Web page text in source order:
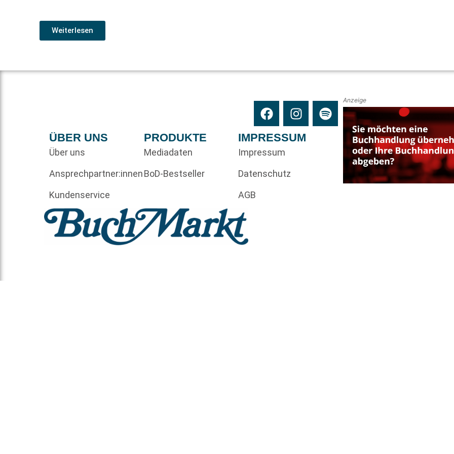
Weiterlesen
ÜBER UNS
Über uns
Ansprechpartner:innen
Kundenservice
PRODUKTE
Mediadaten
BoD-Bestseller
IMPRESSUM
Impressum
Datenschutz
AGB
Anzeige